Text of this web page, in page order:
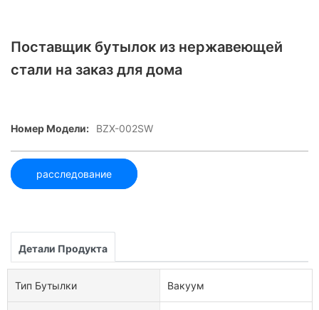
Поставщик бутылок из нержавеющей
стали на заказ для дома
Номер Модели: BZX-002SW
расследование
Детали Продукта
Тип Бутылки Вакуум